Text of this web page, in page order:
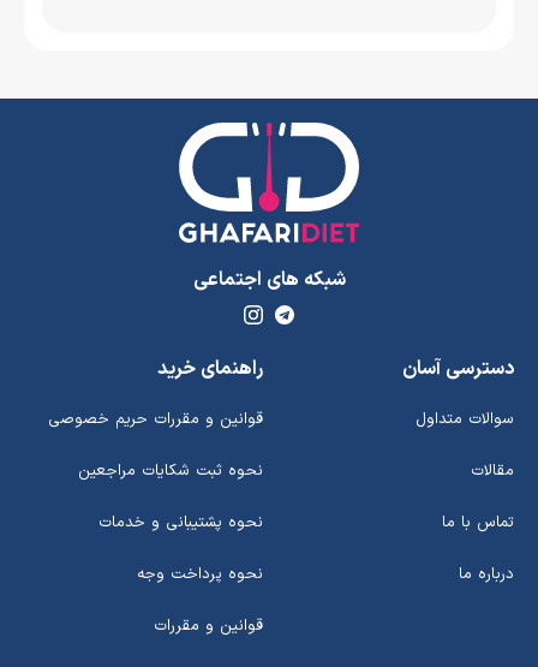
شبکه های اجتماعی
دسترسی آسان
سوالات متداول
مقالات
تماس با ما
درباره ما
راهنمای خرید
قوانین و مقررات حریم خصوصی
نحوه ثبت شکایات مراجعین
نحوه پشتیبانی و خدمات
نحوه پرداخت وجه
قوانین و مقررات